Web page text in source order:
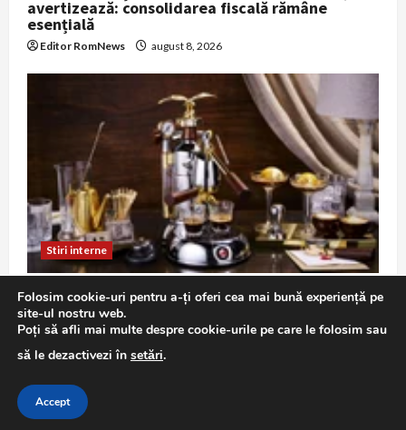
avertizează: consolidarea fiscală rămâne
esențială
Editor RomNews august 8, 2026
Stiri interne
Pericol major la trecerea de cale ferată de pe
Șoseaua Petricani: o mașină blocată între
bariere în timp ce trecea trenul
Editor RomNews august 8, 2026
Folosim cookie-uri pentru a-ți oferi cea mai bună experiență pe
site-ul nostru web.
Poți să afli mai multe despre cookie-urile pe care le folosim sau
să le dezactivezi în setări.
Accept